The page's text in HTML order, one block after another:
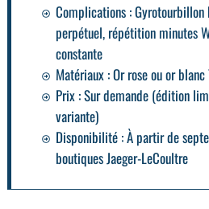
Complications :
perpétuel, répétition minutes
constante
Matériaux :Or rose ou or
Prix :Sur demande (édition
variante)
Disponibilité :À partir de
boutiques Jaeger-LeCoultre